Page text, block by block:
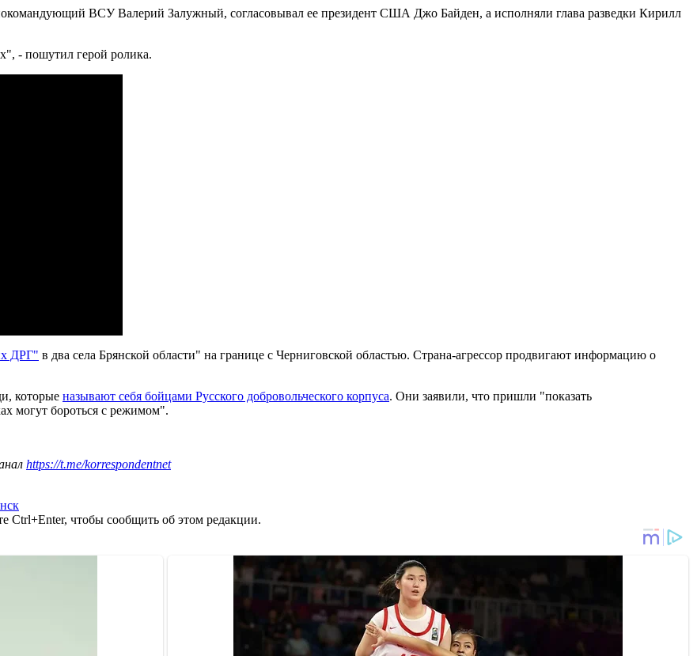
ВСУ Валерий Залужный, согласовывал ее президент США Джо Байден, а исполняли глава разведки Кирилл
- пошутил герой ролика.
ДРГ" в два села Брянской области" на границе с Черниговской областью. Страна-агрессор продвигают информацию о
которые называют себя бойцами Русского добровольческого корпуса. Они заявили, что пришли "показать
могут бороться с режимом".
https://t.me/korrespondentnet
Ctrl+Enter, чтобы сообщить об этом редакции.